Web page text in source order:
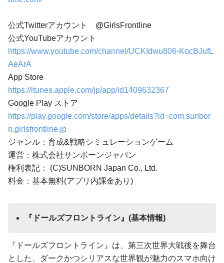
公式Twitterアカウント @GirlsFrontline
公式YouTubeアカウント
https://www.youtube.com/channel/UCKIdwu806-KocBJufL
AeArA
App Store
https://itunes.apple.com/jp/app/id1409632367
Google Play ストア
https://play.google.com/store/apps/details?id=com.sunbor
n.girlsfrontline.jp
ジャンル：育成&戦略シミュレーションゲーム
運営：株式会社サンボーンジャパン
権利表記： (C)SUNBORN Japan Co., Ltd.
料金：基本無料(アプリ内課金あり)
『ドールズフロントライン』 (基本情報)
『ドールズフロントライン』は、第三次世界大戦後を舞台
とした、ダークかつシリアスな世界観が魅力のスマホ向け